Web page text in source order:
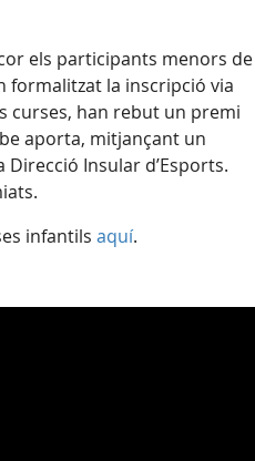
els participants menors de
formalitzat la inscripció via
curses, han rebut un premi
aporta, mitjançant un
Insular d’Esports.
infantils aquí.